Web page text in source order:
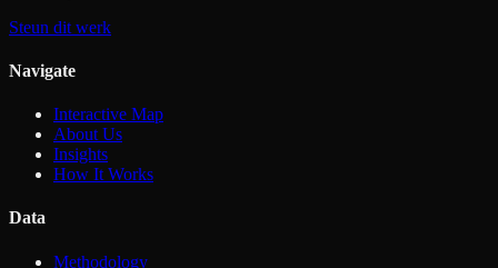
Steun dit werk
Navigate
Interactive Map
About Us
Insights
How It Works
Data
Methodology